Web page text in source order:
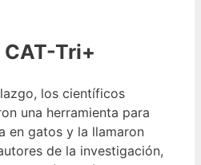
Tri+
los científicos
una herramienta para
en gatos y la llamaron
de la investigación,